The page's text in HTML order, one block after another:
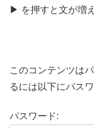
きま
▶ を押すと文が増
このコンテンツは
るには以下にパス
パスワード: